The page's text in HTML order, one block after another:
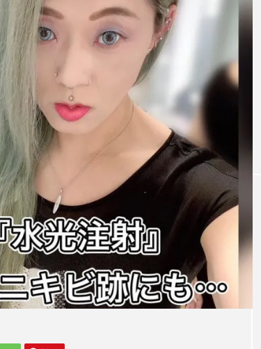
し
る
す
療と
の
未分類
こんにちは♪ ヒメクリニックです🏥ビタ
ンAは肌のターンオーバーを促進します
古くなった角質がどんどん生まれ変わる
で、シミ、くすみ、皮膚のごわつき、小
わ、毛穴の詰まり、黒ずみ、ニキビ跡な
の改善が期待できます✨スキンケアで…